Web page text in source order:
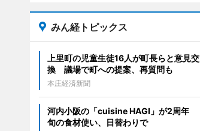
みん経トピックス
上里町の児童生徒16人が町長らと意見交
換 議場で町への提案、再質問も
本庄経済新聞
河内小阪の「cuisine HAGI」が2周年
旬の食材使い、日替わりで